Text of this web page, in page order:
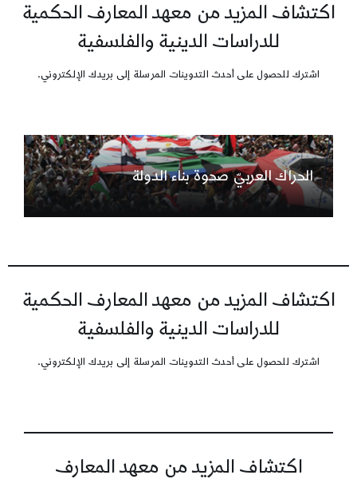
اكتشاف المزيد من معهد المعارف الحكمية
للدراسات الدينية والفلسفية
اشترك للحصول على أحدث التدوينات المرسلة إلى بريدك الإلكتروني.
الحراك العربيّ صحوة بناء الدولة
اكتشاف المزيد من معهد المعارف الحكمية
للدراسات الدينية والفلسفية
اشترك للحصول على أحدث التدوينات المرسلة إلى بريدك الإلكتروني.
اكتشاف المزيد من معهد المعارف